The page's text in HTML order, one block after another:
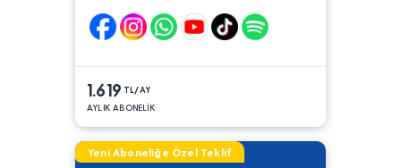
1.619 TL/AY
AYLIK ABONELİK
Yeni Aboneliğe Özel Teklif